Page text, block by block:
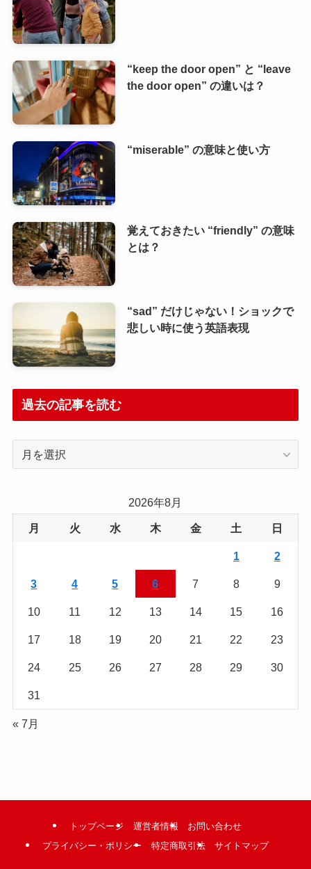
“keep the door open” と “leave
the door open” の違いは？
“miserable” の意味と使い方
覚えておきたい “friendly” の意味
とは？
“sad” だけじゃない！ショックで
悲しい時に使う英語表現
過去の記事を読む
事
2026年8月
月 火 水 木 金 土 日
1 2
3 4 5 6 7 8 9
10 11 12 13 14 15 16
17 18 19 20 21 22 23
24 25 26 27 28 29 30
31
« 7月
トップページ 運営者情報
お問い合わせ
プライバシー・ポリシー
特定商取引法 サイトマップ